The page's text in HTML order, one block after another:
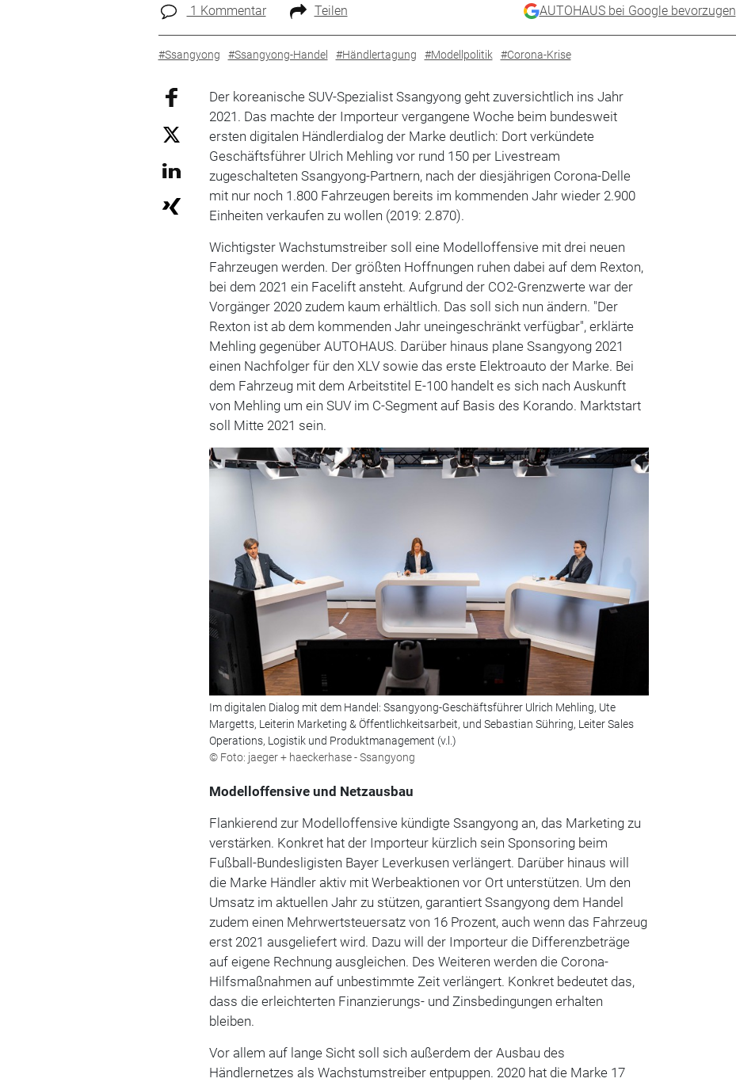
1 Kommentar Teilen AUTOHAUS bei Google bevorzugen
#Ssangyong #Ssangyong-Handel #Händlertagung #Modellpolitik #Corona-Krise
Der koreanische SUV-Spezialist Ssangyong geht zuversichtlich ins Jahr
2021. Das machte der Importeur vergangene Woche beim bundesweit
ersten digitalen Händlerdialog der Marke deutlich: Dort verkündete
Geschäftsführer Ulrich Mehling vor rund 150 per Livestream
zugeschalteten Ssangyong-Partnern, nach der diesjährigen Corona-Delle
mit nur noch 1.800 Fahrzeugen bereits im kommenden Jahr wieder 2.900
Einheiten verkaufen zu wollen (2019: 2.870).
Wichtigster Wachstumstreiber soll eine Modelloffensive mit drei neuen
Fahrzeugen werden. Der größten Hoffnungen ruhen dabei auf dem Rexton,
bei dem 2021 ein Facelift ansteht. Aufgrund der CO2-Grenzwerte war der
Vorgänger 2020 zudem kaum erhältlich. Das soll sich nun ändern. "Der
Rexton ist ab dem kommenden Jahr uneingeschränkt verfügbar", erklärte
Mehling gegenüber AUTOHAUS. Darüber hinaus plane Ssangyong 2021
einen Nachfolger für den XLV sowie das erste Elektroauto der Marke. Bei
dem Fahrzeug mit dem Arbeitstitel E-100 handelt es sich nach Auskunft
von Mehling um ein SUV im C-Segment auf Basis des Korando. Marktstart
soll Mitte 2021 sein.
Im digitalen Dialog mit dem Handel: Ssangyong-Geschäftsführer Ulrich Mehling, Ute
Margetts, Leiterin Marketing & Öffentlichkeitsarbeit, und Sebastian Sühring, Leiter Sales
Operations, Logistik und Produktmanagement (v.l.)
© Foto: jaeger + haeckerhase - Ssangyong
Modelloffensive und Netzausbau
Flankierend zur Modelloffensive kündigte Ssangyong an, das Marketing zu
verstärken. Konkret hat der Importeur kürzlich sein Sponsoring beim
Fußball-Bundesligisten Bayer Leverkusen verlängert. Darüber hinaus will
die Marke Händler aktiv mit Werbeaktionen vor Ort unterstützen. Um den
Umsatz im aktuellen Jahr zu stützen, garantiert Ssangyong dem Handel
zudem einen Mehrwertsteuersatz von 16 Prozent, auch wenn das Fahrzeug
erst 2021 ausgeliefert wird. Dazu will der Importeur die Differenzbeträge
auf eigene Rechnung ausgleichen. Des Weiteren werden die Corona-
Hilfsmaßnahmen auf unbestimmte Zeit verlängert. Konkret bedeutet das,
dass die erleichterten Finanzierungs- und Zinsbedingungen erhalten
bleiben.
Vor allem auf lange Sicht soll sich außerdem der Ausbau des
Händlernetzes als Wachstumstreiber entpuppen. 2020 hat die Marke 17